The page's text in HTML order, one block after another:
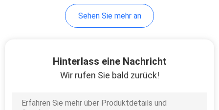
Holzbearbeitungs-
Drehbank-Maschine
Sehen Sie mehr an
Hinterlass eine Nachricht
Wir rufen Sie bald zurück!